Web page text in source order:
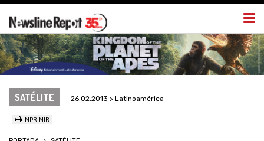
SATÉLITE 26.02.2013 > Latinoamérica
IMPRIMIR